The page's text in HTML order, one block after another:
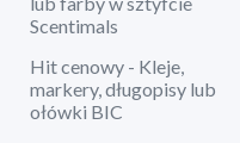
Scentimals
Hit cenowy - Kleje,
markery, długopisy lub
ołówki BIC